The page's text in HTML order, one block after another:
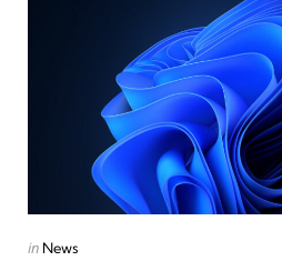
Posted
in News